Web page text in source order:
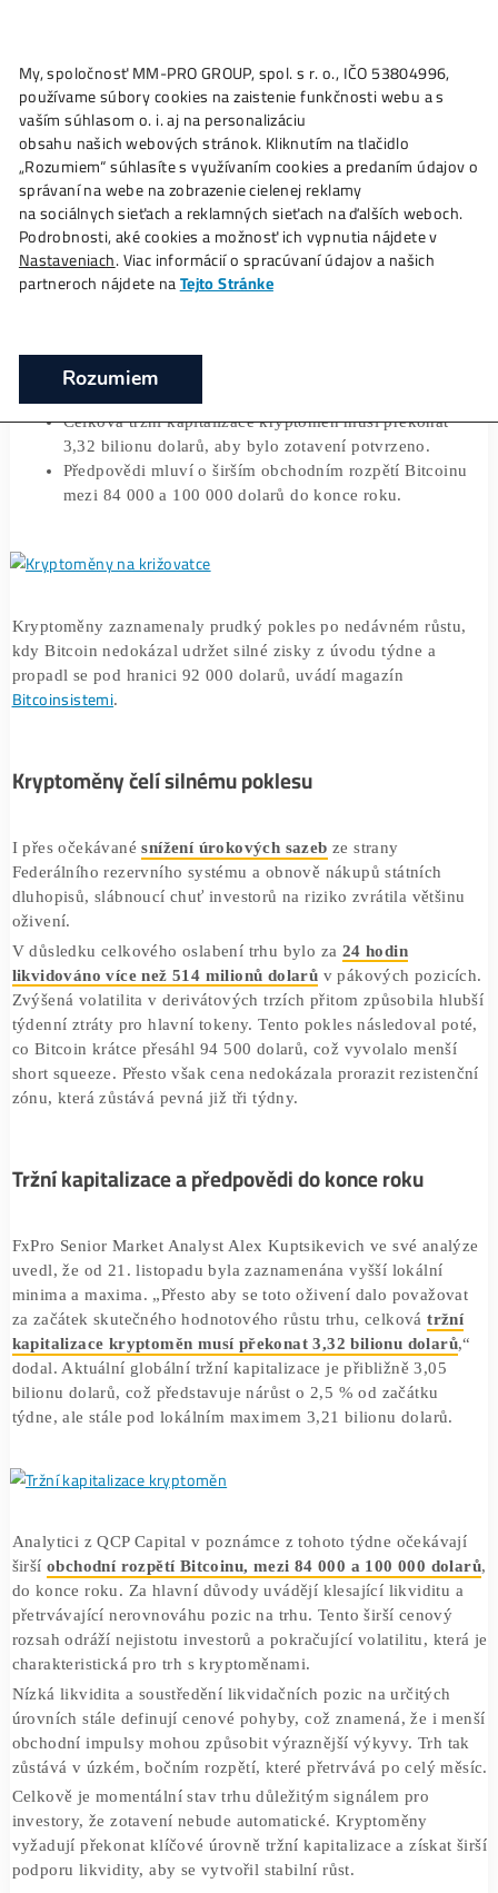
Ako toFunguje? Oplatí saŤažba? Zisky TU
Klíčový moment pro zotavení: Trh
je na křižovatce
Domov ❯ Články ❯ Klíčový moment pro zotavení: Trh
na křižovatce
Bitcoin klesl pod 92 000 dolarů po nedávném
vyvolávaje likvidace v hodnotě 514 milionů
Celková tržní kapitalizace kryptoměn musí
3,32 bilionu dolarů, aby bylo zotavení potvrzeno.
mezi 84 000 a 100 000 dolarů do konce roku.
Kryptoměny zaznamenaly prudký pokles po nedávném
Bitcoinsistemi .
Kryptoměny čelí silnému poklesu
I přes očekávanésnížení úrokových sazebze strany
Federálního rezervního systému a obnově nákupů státních
dluhopisů, slábnoucí chuť investorů na riziko zvrátila
oživení.
V důsledku celkového oslabení trhu bylo za24 hodin
likvidováno více než 514 milionů dolarů
co Bitcoin krátce přesáhl 94 500 dolarů, což vyvolalo
Tržní kapitalizace a předpovědi do konce roku
FxPro Senior Market Analyst Alex Kuptsikevich ve své
uvedl, že od 21. listopadu byla zaznamenána vyšší lokální
za začátek skutečného hodnotového růstu trhu, celková
dodal. Aktuální globální tržní kapitalizace je přibližně
bilionu dolarů, což představuje nárůst o 2,5 % od začátku
týdne, ale stále pod lokálním maximem 3,21 bilionu
Analytici z QCP Capital v poznámce z tohoto týdne
širší
obchodní rozpětí Bitcoinu, mezi 84 000 a 100 000
do konce roku. Za hlavní důvody uvádějí klesající
přetrvávající nerovnováhu pozic na trhu. Tento širší
rozsah odráží nejistotu investorů a pokračující volatilitu,
charakteristická pro trh s kryptoměnami.
My, spoločnosť MM-PRO GROUP, spol. s r. o., IČO
používame súbory cookies na zaistenie funkčnosti webu a
vaším súhlasom o. i. aj na personalizáciu
obsahu našich webových stránok. Kliknutím na tlačidlo
„Rozumiem“ súhlasíte s využívaním cookies a predaním
správaní na webe na zobrazenie cielenej reklamy
na sociálnych sieťach a reklamných sieťach na ďalších
Podrobnosti, aké cookies a možnosť ich vypnutia nájdete v
Nastaveniach. Viac informácií o spracúvaní údajov a našich
Rozumiem